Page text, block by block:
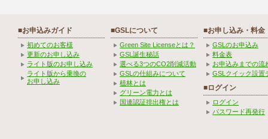
■お申込みガイド
初めてのお客様
更新のお申し込み
ライト版のお申し込み
ライト版から乗換の
お申し込み
■GSLについて
Green Site Licenseとは？
GSL誕生秘話
選べる3つのCO2削減活動
GSLの仕組みについて
植林とは
グリーン電力とは
国連認証排出権とは
■お申し込み・料金
GSLのお申込み
料金表
お申込みまでの流
GSLクイック設置
■ログイン
ログイン
パスワード再発行